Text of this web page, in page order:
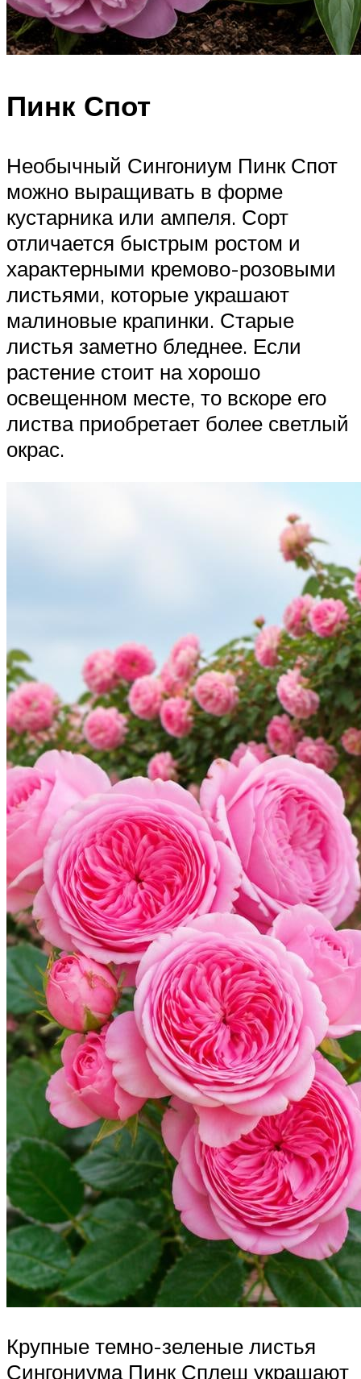
Пинк Спот
Необычный Сингониум Пинк Спот
можно выращивать в форме
кустарника или ампеля. Сорт
отличается быстрым ростом и
характерными кремово-розовыми
листьями, которые украшают
малиновые крапинки. Старые
листья заметно бледнее. Если
растение стоит на хорошо
освещенном месте, то вскоре его
листва приобретает более светлый
окрас.
Крупные темно-зеленые листья
Сингониума Пинк Сплеш украшают